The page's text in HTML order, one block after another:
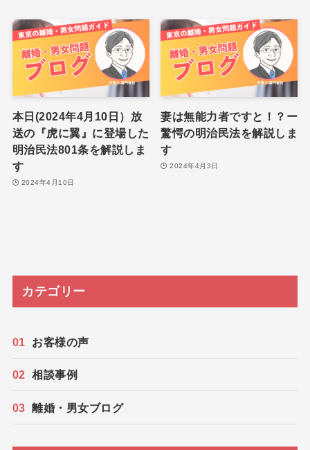
本日(2024年4月10日）放
送の『虎に翼』に登場した
明治民法801条を解説しま
す
2024年4月10日
妻は無能力者ですと！？ー
驚愕の明治民法を解説しま
す
2024年4月3日
カテゴリー
お客様の声
相談事例
離婚・男女ブログ